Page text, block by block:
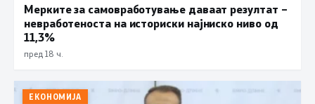
Мерките за самовработување даваат резултат –
невработеноста на историски најниско ниво од
11,3%
пред 18 ч.
ЕКОНОМИЈА